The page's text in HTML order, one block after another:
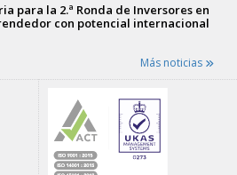
para la 2.ª Ronda de Inversores en
con potencial internacional
Más noticias